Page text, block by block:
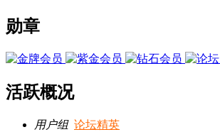
勋章
活跃概况
用户组 论坛精英